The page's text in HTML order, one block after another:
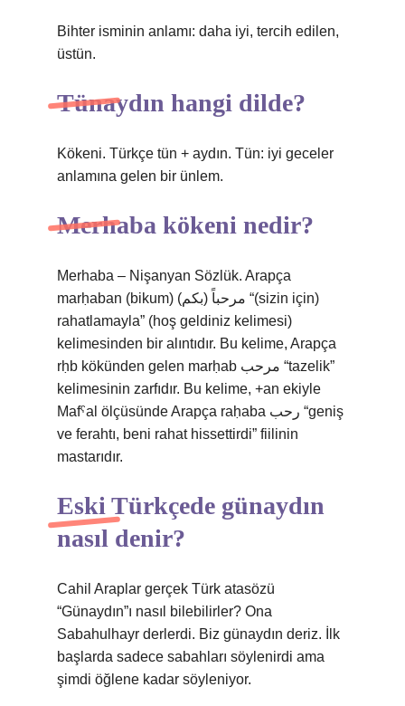
Bihter isminin anlamı: daha iyi, tercih edilen,
üstün.
Tünaydın hangi dilde?
Kökeni. Türkçe tün + aydın. Tün: iyi geceler
anlamına gelen bir ünlem.
Merhaba kökeni nedir?
Merhaba – Nişanyan Sözlük. Arapça
marḥaban (bikum) مرحباً (بكم) “(sizin için)
rahatlamayla” (hoş geldiniz kelimesi)
kelimesinden bir alıntıdır. Bu kelime, Arapça
rḥb kökünden gelen marḥab مرحب “tazelik”
kelimesinin zarfıdır. Bu kelime, +an ekiyle
Mafˁal ölçüsünde Arapça raḥaba رحب “geniş
ve ferahtı, beni rahat hissettirdi” fiilinin
mastarıdır.
Eski Türkçede günaydın
nasıl denir?
Cahil Araplar gerçek Türk atasözü
“Günaydın”ı nasıl bilebilirler? Ona
Sabahulhayr derlerdi. Biz günaydın deriz. İlk
başlarda sadece sabahları söylenirdi ama
şimdi öğlene kadar söyleniyor.